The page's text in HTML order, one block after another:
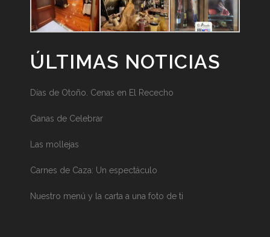
ÚLTIMAS NOTICIAS
Días de Otoño. Cenas en El Rececho
Ganas de Celebrar
Las mollejas
Carnes de Caza: Un espectáculo
Nuestro menú y la carta a una foto de ti